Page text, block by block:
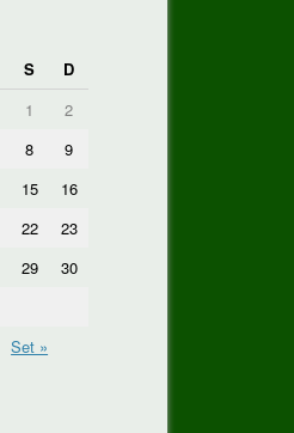
S
D
1
2
8
9
15
16
22
23
29
30
Set »